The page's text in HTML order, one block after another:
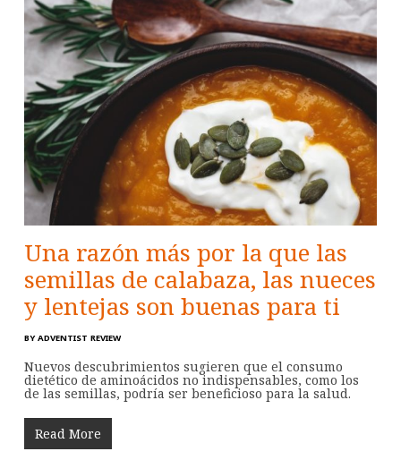
Una razón más por la que las
semillas de calabaza, las nueces
y lentejas son buenas para ti
BY ADVENTIST REVIEW
Nuevos descubrimientos sugieren que el consumo
dietético de aminoácidos no indispensables, como los
de las semillas, podría ser beneficioso para la salud.
Read More